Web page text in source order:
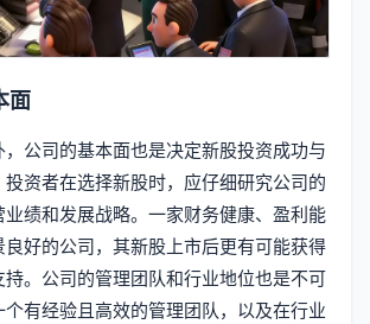
面
，公司的基本面也是决定新股投资成功与
资者在选择新股时，应仔细研究公司的
业绩和发展战略。一家财务健康、盈利能
良好的公司，其新股上市后更有可能获得
。公司的管理团队和行业地位也是不可
个有经验且高效的管理团队，以及在行业